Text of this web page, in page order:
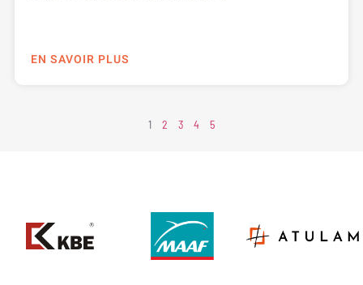
EN SAVOIR PLUS
1 2 3 4 5